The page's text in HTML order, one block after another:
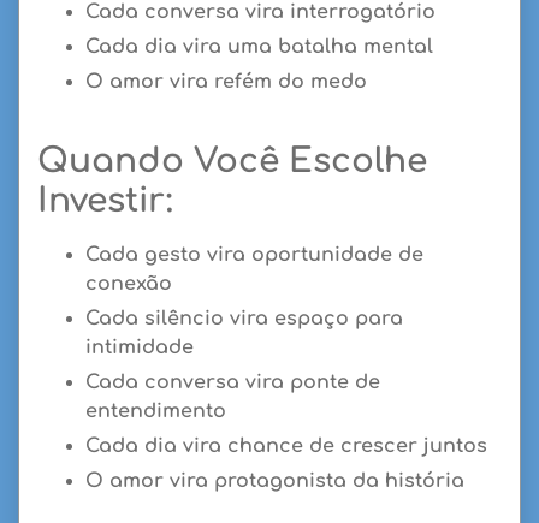
Cada conversa vira interrogatório
Cada dia vira uma batalha mental
O amor vira refém do medo
Quando Você Escolhe
Investir:
Cada gesto vira oportunidade de
conexão
Cada silêncio vira espaço para
intimidade
Cada conversa vira ponte de
entendimento
Cada dia vira chance de crescer juntos
O amor vira protagonista da história